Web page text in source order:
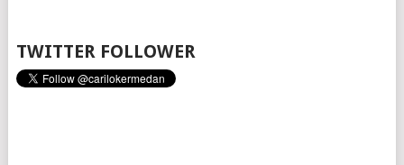
TWITTER FOLLOWER